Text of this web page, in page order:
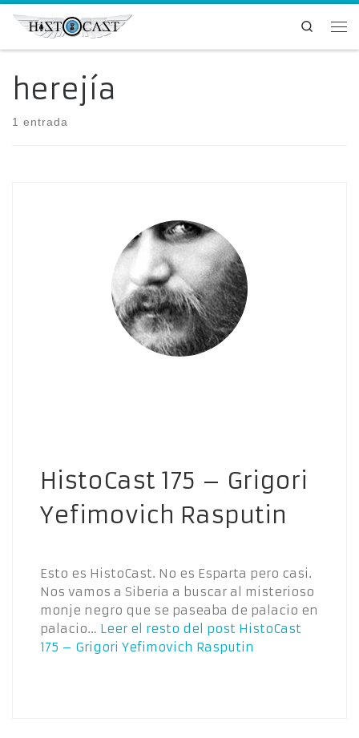
Saltar al contenido
Search
herejía
1 entrada
HistoCast 175 – Grigori
Yefimovich Rasputin
Esto es HistoCast. No es Esparta pero casi.
Nos vamos a Siberia a buscar al misterioso
monje negro que se paseaba de palacio en
palacio… Leer el resto del post HistoCast
175 – Grigori Yefimovich Rasputin